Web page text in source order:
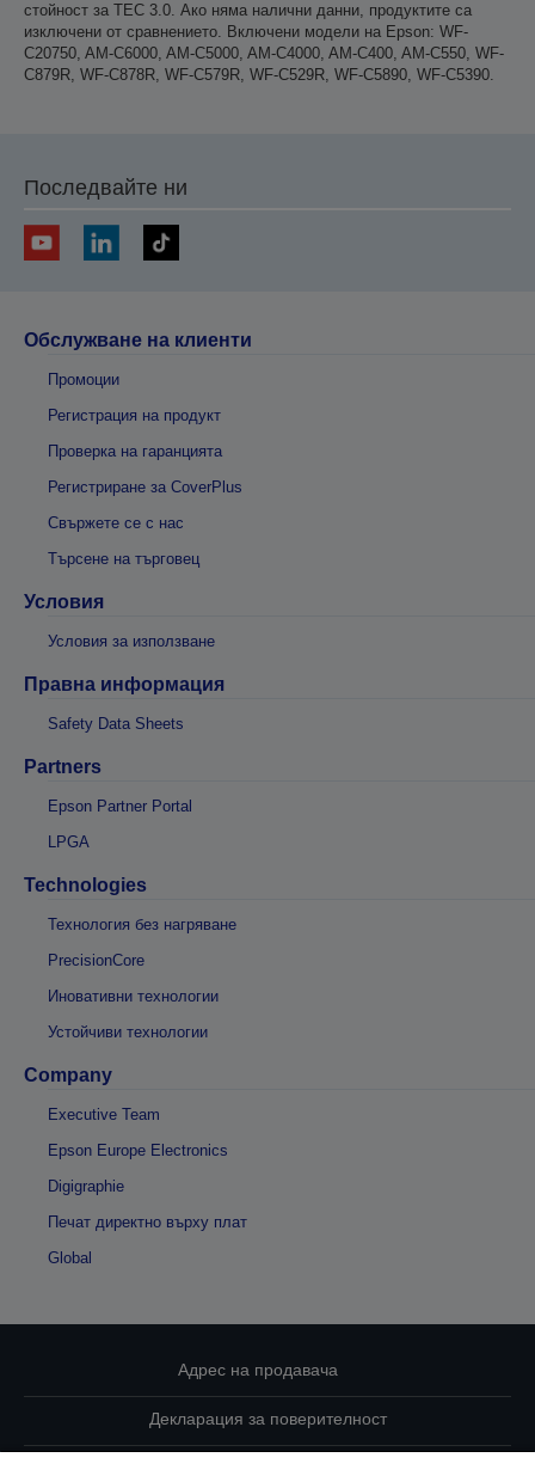
стойност за TEC 3.0. Ако няма налични данни, продуктите са
изключени от сравнението. Включени модели на Epson: WF-
C20750, AM-C6000, AM-C5000, AM-C4000, AM-C400, AM-C550, WF-
C879R, WF-C878R, WF-C579R, WF-C529R, WF-C5890, WF-C5390.
Последвайте ни
Обслужване на клиенти
Промоции
Регистрация на продукт
Проверка на гаранцията
Регистриране за CoverPlus
Свържете се с нас
Търсене на търговец
Условия
Условия за използване
Правна информация
Safety Data Sheets
Partners
Epson Partner Portal
LPGA
Technologies
Технология без нагряване
PrecisionCore
Иновативни технологии
Устойчиви технологии
Company
Executive Team
Epson Europe Electronics
Digigraphie
Печат директно върху плат
Global
Адрес на продавача
Декларация за поверителност